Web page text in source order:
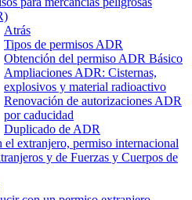
Atrás
Tipos de permisos ADR
Obtención del permiso ADR Básico
Ampliaciones ADR: Cisternas,
explosivos y material radioactivo
Renovación de autorizaciones ADR
por caducidad
Duplicado de ADR
el extranjero, permiso internacional
y de Fuerzas y Cuerpos de